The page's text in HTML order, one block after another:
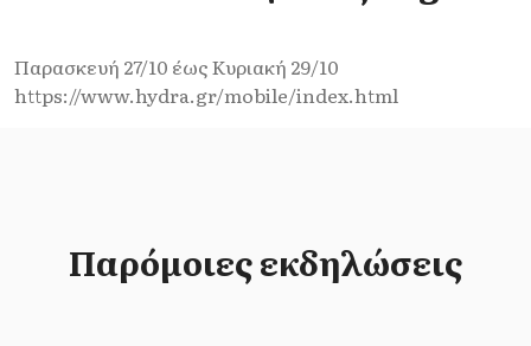
Παρασκευή 27/10 έως Κυριακή 29/10
https://www.hydra.gr/mobile/index.html
Παρόμοιες εκδηλώσεις